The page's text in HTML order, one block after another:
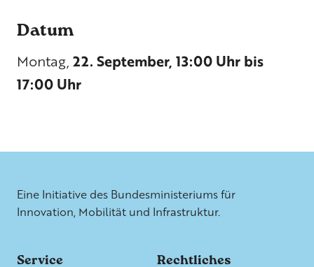
Datum
Montag, 22. September, 13:00 Uhr bis
17:00 Uhr
Eine Initiative des Bundesministeriums für
Innovation, Mobilität und Infrastruktur.
Service Rechtliches